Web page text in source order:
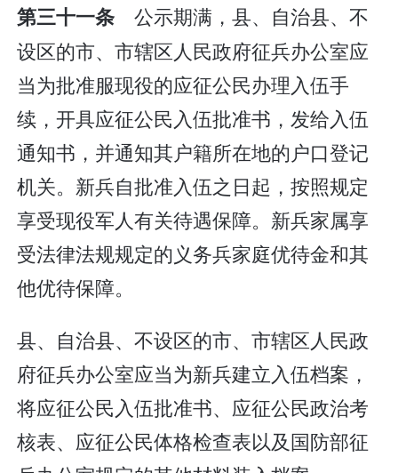
第三十一条 公示期满，县、自治县、不
设区的市、市辖区人民政府征兵办公室应
当为批准服现役的应征公民办理入伍手
续，开具应征公民入伍批准书，发给入伍
通知书，并通知其户籍所在地的户口登记
机关。新兵自批准入伍之日起，按照规定
享受现役军人有关待遇保障。新兵家属享
受法律法规规定的义务兵家庭优待金和其
他优待保障。
县、自治县、不设区的市、市辖区人民政
府征兵办公室应当为新兵建立入伍档案，
将应征公民入伍批准书、应征公民政治考
核表、应征公民体格检查表以及国防部征